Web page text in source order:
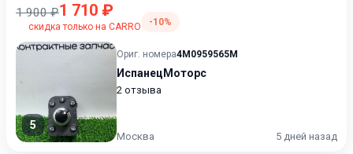
1 900 ₽1 710 ₽
скидка только на CARRO -10%
5
Ориг. номера4M0959565M
ИспанецМоторс
2 отзыва
Москва 5 дней назад